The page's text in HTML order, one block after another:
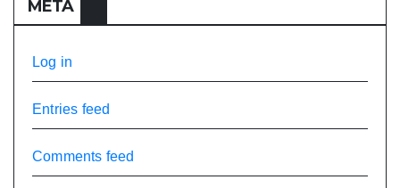
META
Log in
Entries feed
Comments feed